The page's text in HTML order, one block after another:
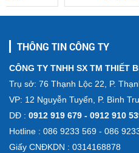
THÔNG TIN CÔNG TY
CÔNG TY TNHH SX TM THIẾT
Trụ sở: 76 Thạnh Lộc 22, P.
VP: 12 Nguyễn Tuyển, P. Bình
DĐ : 0912 919 679 - 0912 910
Hotline : 086 9233 569 - 086
Giấy CNĐKDN : 0314168878